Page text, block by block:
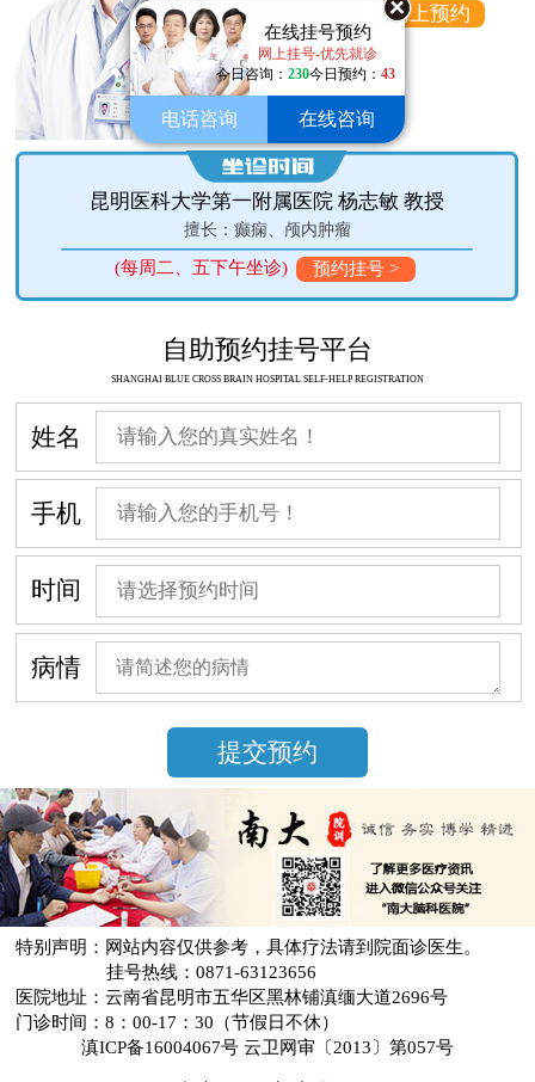
在线挂号预约
网上挂号-优先就诊
今日咨询： 230今日预约： 43
电话咨询 在线咨询
网上预约
昆明医科大学第一附属医院 杨志敏 教授
擅长：癫痫、颅内肿瘤
(每周二、五下午坐诊) 预约挂号 >
自助预约挂号平台
SHANGHAI BLUE CROSS BRAIN HOSPITAL SELF-HELP REGISTRATION
姓名
手机
时间
病情
特别声明：网站内容仅供参考，具体疗法请到院面诊医生。
挂号热线：0871-63123656
医院地址：云南省昆明市五华区黑林铺滇缅大道2696号
门诊时间：8：00-17：30（节假日不休）
滇ICP备16004067号 云卫网审〔2013〕第057号